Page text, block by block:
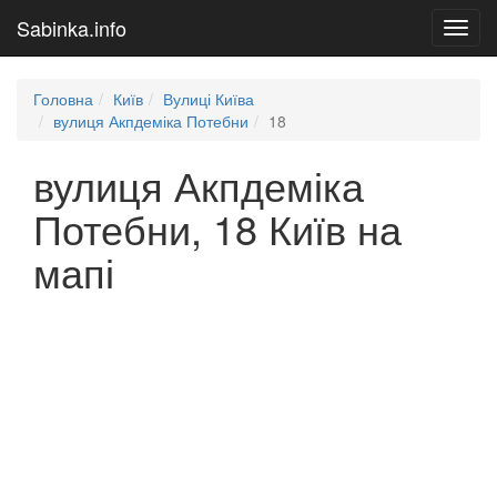
Sabinka.info
Головна Київ
Вулиці Київа
вулиця Акпдеміка Потебни
18
вулиця Акпдеміка
Потебни, 18 Київ на
мапі